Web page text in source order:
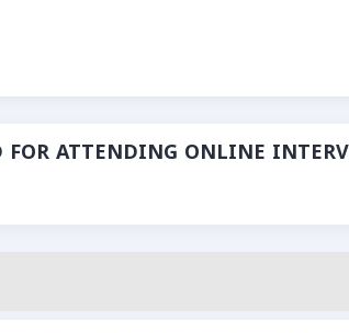
FOR ATTENDING ONLINE